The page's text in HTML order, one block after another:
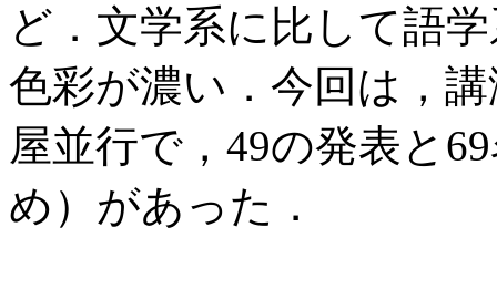
ど．文学系に比して語
色彩が濃い．今回は，
屋並行で，49の発表と
め）があった．